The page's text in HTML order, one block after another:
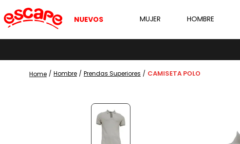
NUEVOS MUJER HOMBRE
Hombre Prendas Superiores CAMISETA POLO